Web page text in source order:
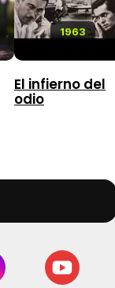
1963
El infierno del
odio